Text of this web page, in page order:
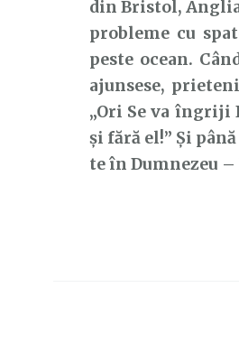
din Bristol,
probleme cu
peste ocean.
ajunsese,
„Ori Se va îngriji
și fără el!” Și
te în Dumnezeu